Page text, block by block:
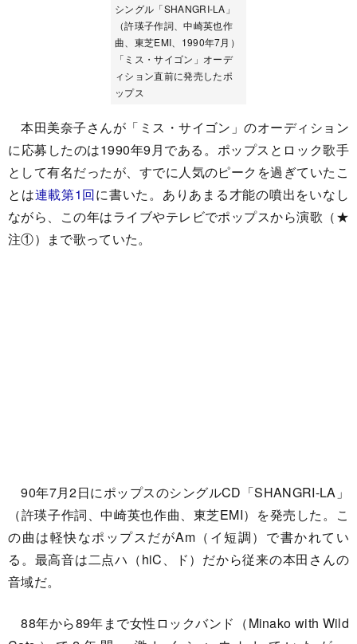
シングル「SHANGRI-LA」
（許瑛子作詞、中崎英也作
曲、東芝EMI、1990年7月）
「ミス・サイゴン」オーデ
ィション直前に発売したポ
ップス
本田美奈子さんが「ミス・サイゴン」のオーディション
に応募したのは1990年9月である。ポップスとロック歌手
として有名だったが、すでに人気のピークを過ぎていたこ
とは連載第1回に書いた。ありあまる才能の噴出をいなし
ながら、この年はライブやテレビでポップスから演歌（★
注①）まで歌っていた。
90年7月2日にポップスのシングルCD「SHANGRI-LA」
（許瑛子作詞、中崎英也作曲、東芝EMI）を発売した。こ
の曲は軽快なポップスだがAm（イ短調）で書かれてい
る。最高音は二点ハ（hiC、ド）だから従来の本田さんの
音域だ。
88年から89年まで女性ロックバンド（Minako with Wild